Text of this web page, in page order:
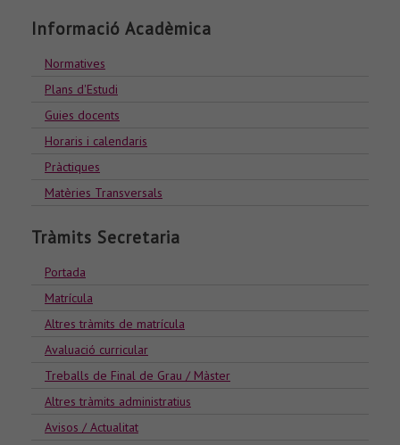
Informació Acadèmica
Normatives
Plans d'Estudi
Guies docents
Horaris i calendaris
Pràctiques
Matèries Transversals
Tràmits Secretaria
Portada
Matrícula
Altres tràmits de matrícula
Avaluació curricular
Treballs de Final de Grau / Màster
Altres tràmits administratius
Avisos / Actualitat